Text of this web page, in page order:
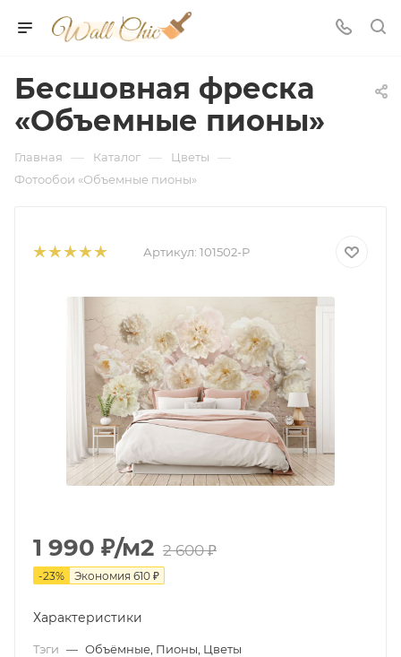
Бесшовная фреска
«Объемные пионы»
Главная — Каталог — Цветы —
Фотообои «Объемные пионы»
Артикул: 101502-P
1 990 ₽/м2 2 600₽
-23% Экономия 610 ₽
Характеристики
Тэги — Объёмные, Пионы, Цветы